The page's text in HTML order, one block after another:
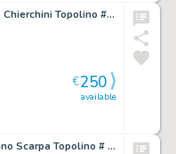
Tavola originale Giulio Chierchini Topolino #1820 pG. 8 ” Paperino Dog Sitter”
available
€250
Tavola originale Romano Scarpa Topolino # 1756 pg. 21A “Topolino Capostazione”